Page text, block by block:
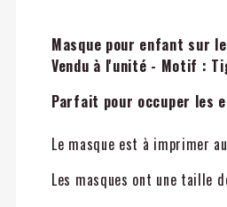
Masque pour enfant sur
Vendu à l'unité - Motif :
Parfait pour occuper les
Le masque est à imprimer
Les masques ont une taille